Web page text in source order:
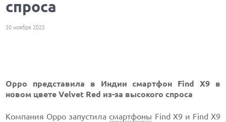
спроса
30 ноября 2025
Oppo представила в Индии смартфон Find X9 в
новом цвете Velvet Red из-за высокого спроса
Компания Oppo запустила смартфоны Find X9 и Find X9